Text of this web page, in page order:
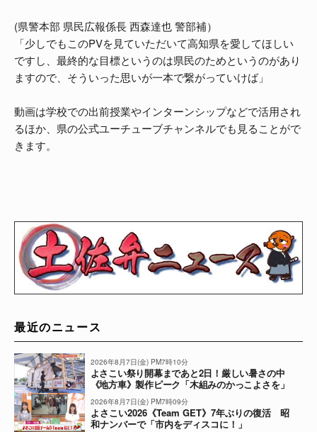
(県警本部 県民広報係長 西森達也 警部補）
「少しでもこのPVを見ていただいて高知県を愛してほしい
ですし、最終的な目標というのは県民のためというのがあり
ますので、そういった思いが一本で繋がっていけば」
動画は学校での出前授業やインターンシップなどで活用され
るほか、県の公式ユーチューブチャンネルでも見ることがで
きます。
最近のニュース
2026年8月7日(金) PM7時10分
よさこい祭り開幕まであと2日！厳しい暑さの中
《地方車》製作ピーク「木組みのかっこよさを」
2026年8月7日(金) PM7時09分
よさこい2026《Team GET》7年ぶりの復活 昭
和ナンバーで「市内をディスコに！」